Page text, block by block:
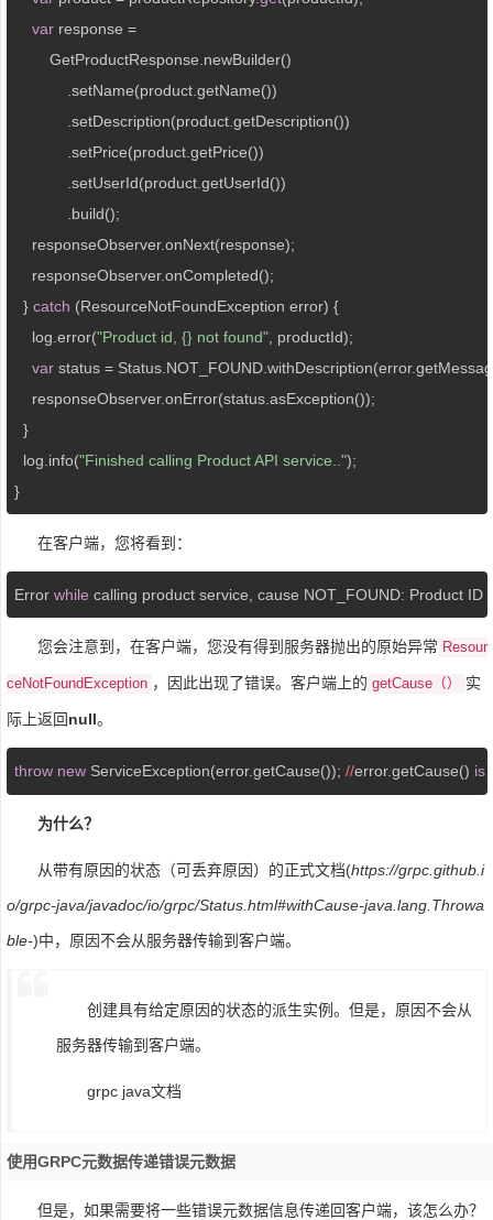
var response =
        GetProductResponse.newBuilder()
            .setName(product.getName())
            .setDescription(product.getDescription())
            .setPrice(product.getPrice())
            .setUserId(product.getUserId())
            .build();
    responseObserver.onNext(response);
    responseObserver.onCompleted();
  }
catch (ResourceNotFoundException error) {
    log.error(
"Product id, {} not found" , productId);
var status =
    responseObserver.onError(status.asException());
  }
  log.info(
"Finished calling Product API service..");
}
在客户端，您将看到：
Error while calling product service, cause NOT_FOUND: Product ID
您会注意到，在客户端，您没有得到服务器抛出的原始异常 Resour
ceNotFoundException ，因此出现了错误。客户端上的 getCause（） 实
际上返回null。
throw new ServiceException(error.getCause()); //error.getCause() is
为什么？
从带有原因的状态（可丢弃原因）的正式文档(https://grpc.github.i
o/grpc-java/javadoc/io/grpc/Status.html#withCause-java.lang.Throwa
ble-)中，原因不会从服务器传输到客户端。
创建具有给定原因的状态的派生实例。但是，原因不会从
服务器传输到客户端。
grpc java文档
使用gRPC元数据传递错误元数据
但是，如果需要将一些错误元数据信息传递回客户端，该怎么办？